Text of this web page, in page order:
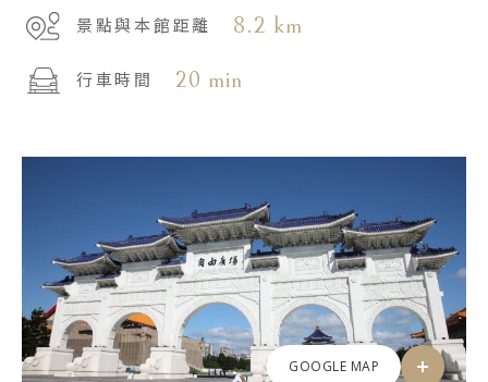
景點與本館距離 8.2 km
行車時間 20 min
GOOGLE MAP